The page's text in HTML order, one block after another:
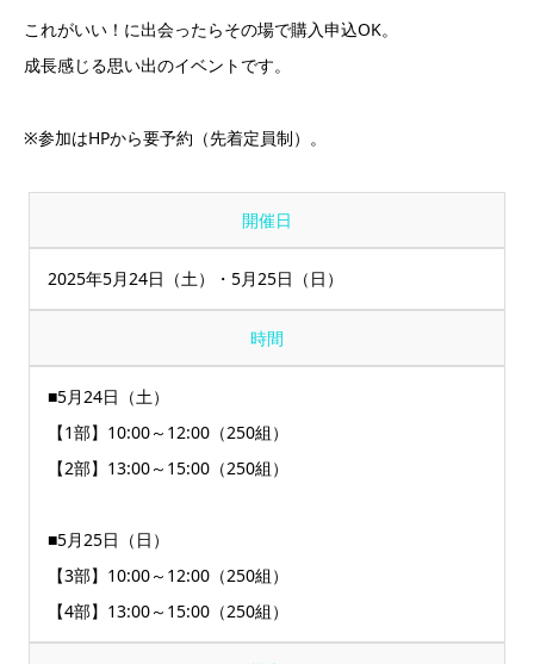
これがいい！に出会ったらその場で購入申込OK。
成長感じる思い出のイベントです。
※参加はHPから要予約（先着定員制）。
開催日
2025年5月24日（土）・5月25日（日）
時間
■5月24日（土）
【1部】10:00～12:00（250組）
【2部】13:00～15:00（250組）
■5月25日（日）
【3部】10:00～12:00（250組）
【4部】13:00～15:00（250組）